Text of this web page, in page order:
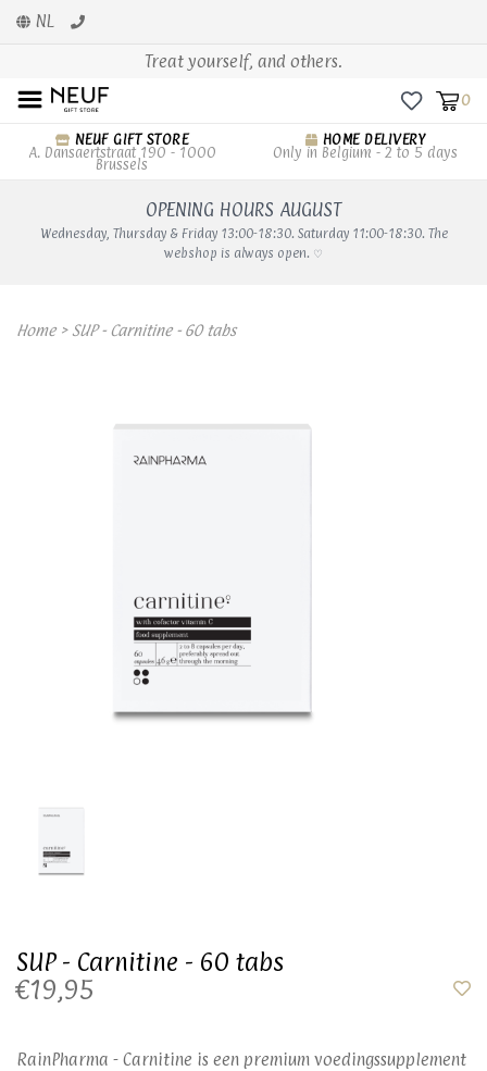
NL
Treat yourself, and others.
0
NEUF GIFT STORE
A. Dansaertstraat 190 - 1000
Brussels
HOME DELIVERY
Only in Belgium - 2 to 5 days
OPENING HOURS AUGUST
Wednesday, Thursday & Friday 13:00-18:30. Saturday 11:00-18:30. The
webshop is always open. ♡
Home> SUP - Carnitine - 60 tabs
SUP - Carnitine - 60 tabs
€19,95
RainPharma - Carnitine is een premium voedingssupplement